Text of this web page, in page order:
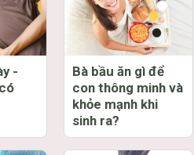
-
Bà bầu ăn gì để
con thông minh và
khỏe mạnh khi
sinh ra?